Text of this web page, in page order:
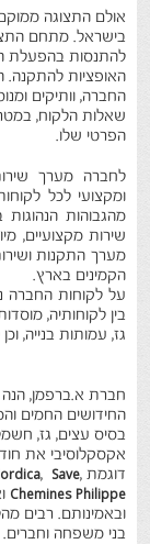
אולם התצוגה
בישראל. מתחם
להתנסות בהפעלת
האופציות להתקנה.
החברה, וותיקים
שאלות הלקוח,
הפרטי שלו.
לחברה מערך
ומקצועי לכל
מהגבוהות
שירות מקצועיים,
מערך התקנות
הקמינים בארץ.
על לקוחות החברה
בין לקוחותיה,
גז, עמותות בנייה,
חברת א.ברפמן, הנה
החידושים החמים
בסיס עצים, גז,
אקסקלוסיבי את
דוגמת
, Save,
Chemines Philippe
ובאמינותם. רבים
בני משפחה וחברים.